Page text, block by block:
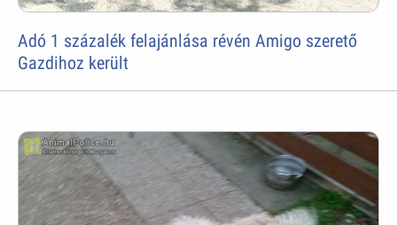
Adó 1 százalék felajánlása révén Amigo szerető
Gazdihoz került